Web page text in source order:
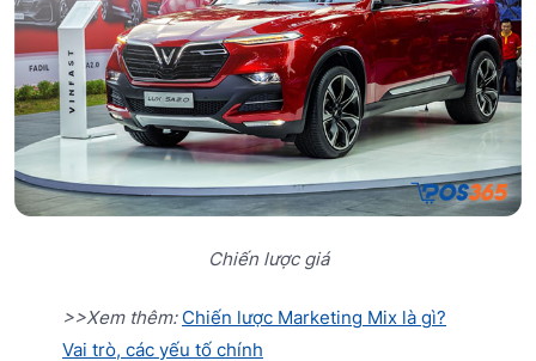
Chiến lược giá
>>Xem thêm: Chiến lược Marketing Mix là gì?
Vai trò, các yếu tố chính